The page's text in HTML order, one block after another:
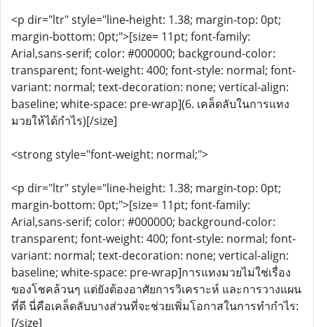
<p dir="ltr" style="line-height: 1.38; margin-top: 0pt;
margin-bottom: 0pt;">[size= 11pt; font-family:
Arial,sans-serif; color: #000000; background-color:
transparent; font-weight: 400; font-style: normal; font-
variant: normal; text-decoration: none; vertical-align:
baseline; white-space: pre-wrap](6. เคล็ดลับในการแทง
มวยให้ได้กำไร)[/size]
<strong style="font-weight: normal;">
<p dir="ltr" style="line-height: 1.38; margin-top: 0pt;
margin-bottom: 0pt;">[size= 11pt; font-family:
Arial,sans-serif; color: #000000; background-color:
transparent; font-weight: 400; font-style: normal; font-
variant: normal; text-decoration: none; vertical-align:
baseline; white-space: pre-wrap]การแทงมวยไม่ใช่เรื่อง
ของโชคล้วนๆ แต่ยังต้องอาศัยการวิเคราะห์ และการวางแผน
ที่ดี นี่คือเคล็ดลับบางส่วนที่จะช่วยเพิ่มโอกาสในการทำกำไร:
[/size]